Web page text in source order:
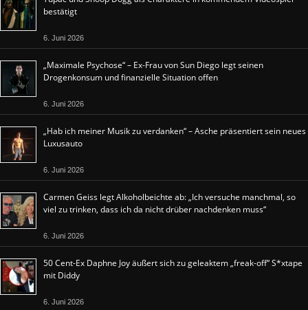
bestätigt
6. Juni 2026
„Maximale Psychose“ – Ex-Frau von Sun Diego legt seinen
Drogenkonsum und finanzielle Situation offen
6. Juni 2026
„Hab ich meiner Musik zu verdanken“ – Asche präsentiert sein neues
Luxusauto
6. Juni 2026
Carmen Geiss legt Alkoholbeichte ab: „Ich versuche manchmal, so
viel zu trinken, dass ich da nicht drüber nachdenken muss“
6. Juni 2026
50 Cent-Ex Daphne Joy äußert sich zu geleaktem „freak-off“ S*xtape
mit Diddy
6. Juni 2026